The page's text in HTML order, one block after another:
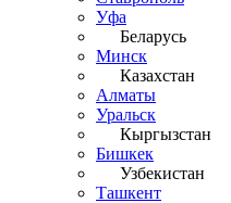
Уфа
Беларусь
Минск
Казахстан
Алматы
Уральск
Кыргызстан
Бишкек
Узбекистан
Ташкент